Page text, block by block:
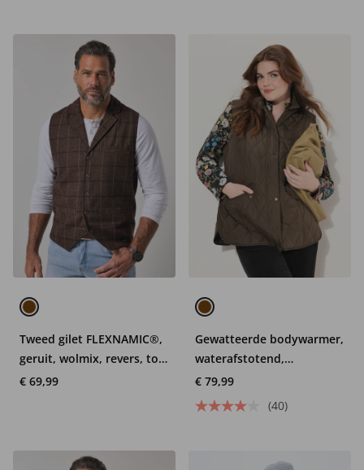
Tweed gilet FLEXNAMIC®,
geruit, wolmix, revers, tot
8XL
€ 69,99
Gewatteerde bodywarmer,
waterafstotend,
fazantenvoering,
mouwloos
€ 79,99
(40)